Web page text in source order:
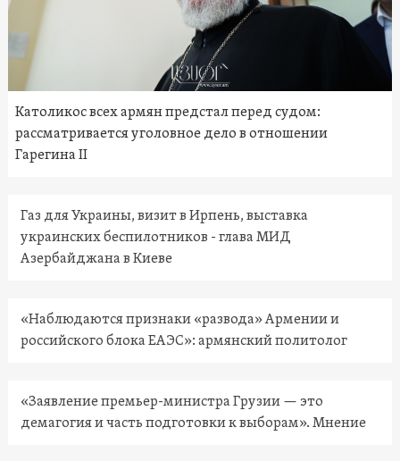
Католикос всех армян предстал перед судом:
рассматривается уголовное дело в отношении
Гарегина II
Газ для Украины, визит в Ирпень, выставка
украинских беспилотников - глава МИД
Азербайджана в Киеве
«Наблюдаются признаки «развода» Армении и
российского блока ЕАЭС»: армянский политолог
«Заявление премьер-министра Грузии — это
демагогия и часть подготовки к выборам». Мнение